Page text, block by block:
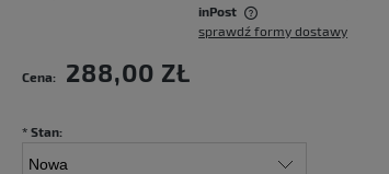
inPost
sprawdź formy dostawy
Cena: 288,00 ZŁ
*Stan: